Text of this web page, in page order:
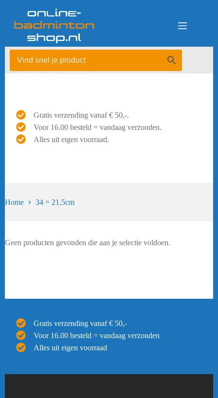
Gratis verzending vanaf € 50,-.
Voor 16.00 besteld = vandaag verzonden.
Alles uit eigen voorraad.
Home 34 = 21,5cm
Geen producten gevonden die aan je selectie voldoen.
Gratis verzending vanaf € 50,-
Voor 16.00 besteld = vandaag verzonden
Alles uit eigen voorraad